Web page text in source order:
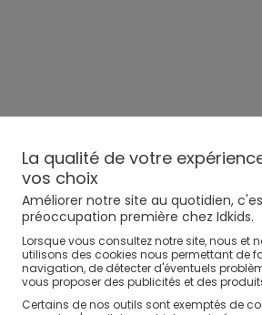
La qualité de votre
vos choix
Améliorer notre site au quotidien,
préoccupation première chez Idkids.
Lorsque vous consultez notre site, nous et
utilisons des cookies nous permettant de
navigation, de détecter d'éventuels
vous proposer des publicités et des
Certains de nos outils sont exemptés de